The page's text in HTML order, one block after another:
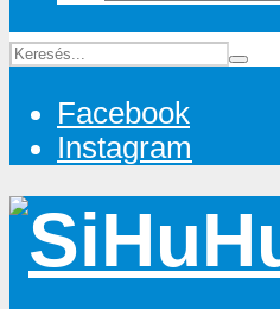
Facebook
Instagram